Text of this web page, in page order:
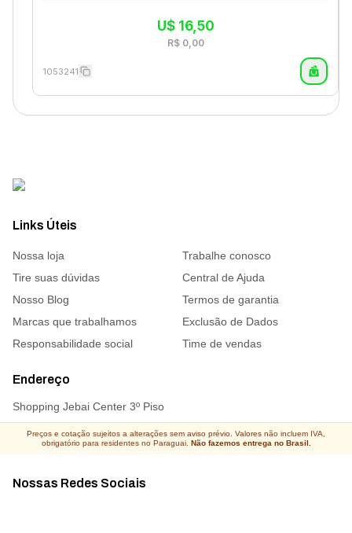
U$ 16,50
R$ 0,00
1053241
Links Úteis
Nossa loja
Trabalhe conosco
Tire suas dúvidas
Central de Ajuda
Nosso Blog
Termos de garantia
Marcas que trabalhamos
Exclusão de Dados
Responsabilidade social
Time de vendas
Endereço
Shopping Jebai Center 3º Piso
Nossas Redes Sociais
Preços e cotação sujeitos a alterações sem aviso prévio. Valores não incluem IVA,
obrigatório para residentes no Paraguai. Não fazemos entrega no Brasil.